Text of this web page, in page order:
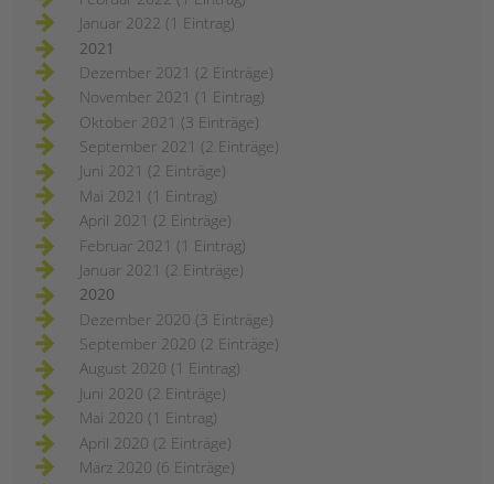
Januar 2022 (1 Eintrag)
2021
Dezember 2021 (2 Einträge)
November 2021 (1 Eintrag)
Oktober 2021 (3 Einträge)
September 2021 (2 Einträge)
Juni 2021 (2 Einträge)
Mai 2021 (1 Eintrag)
April 2021 (2 Einträge)
Februar 2021 (1 Eintrag)
Januar 2021 (2 Einträge)
2020
Dezember 2020 (3 Einträge)
September 2020 (2 Einträge)
August 2020 (1 Eintrag)
Juni 2020 (2 Einträge)
Mai 2020 (1 Eintrag)
April 2020 (2 Einträge)
März 2020 (6 Einträge)